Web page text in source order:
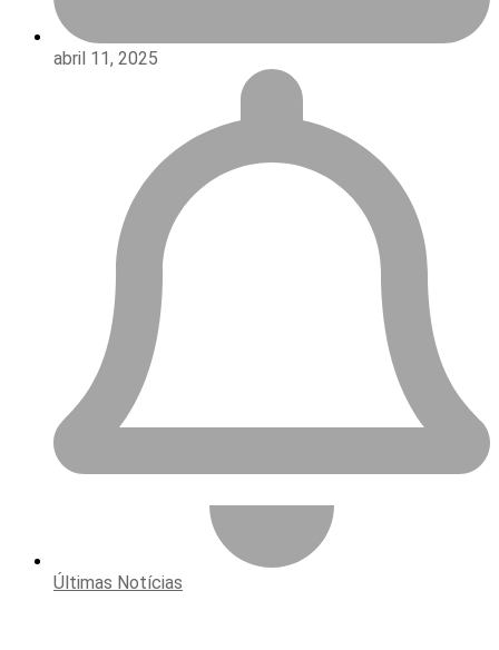
abril 11, 2025
Últimas Notícias